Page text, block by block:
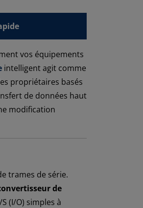
vos équipements
intelligent agit comme
propriétaires basés
de données haut
modification
trames de série.
de
(I/O) simples à